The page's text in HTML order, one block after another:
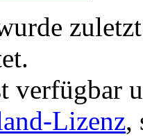
verfügbar
Lizenz,